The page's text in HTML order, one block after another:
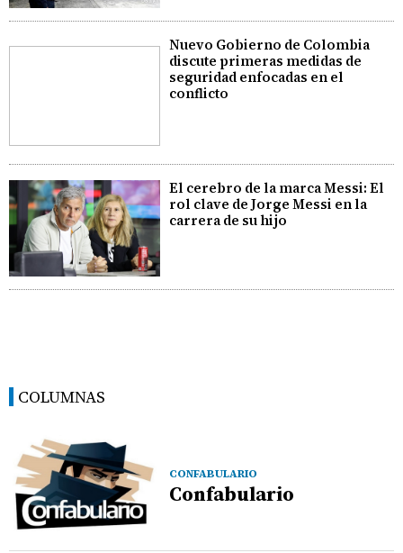
Nuevo Gobierno de Colombia
discute primeras medidas de
seguridad enfocadas en el
conflicto
El cerebro de la marca Messi: El
rol clave de Jorge Messi en la
carrera de su hijo
COLUMNAS
CONFABULARIO
Confabulario